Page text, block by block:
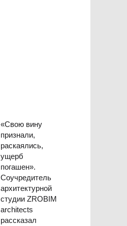
«Свою вину
признали,
раскаялись,
ущерб
погашен».
Соучредитель
архитектурной
студии ZROBIM
architects
рассказал